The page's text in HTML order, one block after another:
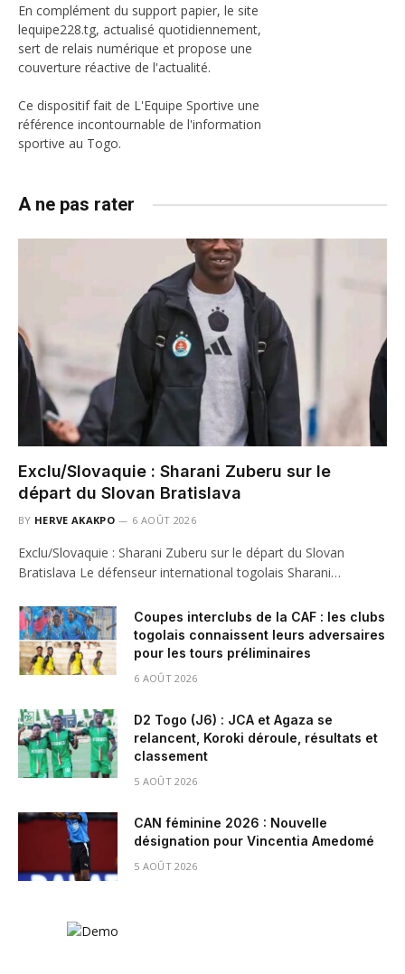
En complément du support papier, le site
lequipe228.tg, actualisé quotidiennement,
sert de relais numérique et propose une
couverture réactive de l'actualité.
Ce dispositif fait de L'Equipe Sportive une
référence incontournable de l'information
sportive au Togo.
A ne pas rater
Exclu/Slovaquie : Sharani Zuberu sur le
départ du Slovan Bratislava
BY HERVE AKAKPO 6 AOÛT 2026
Exclu/Slovaquie : Sharani Zuberu sur le départ du Slovan
Bratislava Le défenseur international togolais Sharani…
Coupes interclubs de la CAF : les clubs
togolais connaissent leurs adversaires
pour les tours préliminaires
6 AOÛT 2026
D2 Togo (J6) : JCA et Agaza se
relancent, Koroki déroule, résultats et
classement
5 AOÛT 2026
CAN féminine 2026 : Nouvelle
désignation pour Vincentia Amedomé
5 AOÛT 2026